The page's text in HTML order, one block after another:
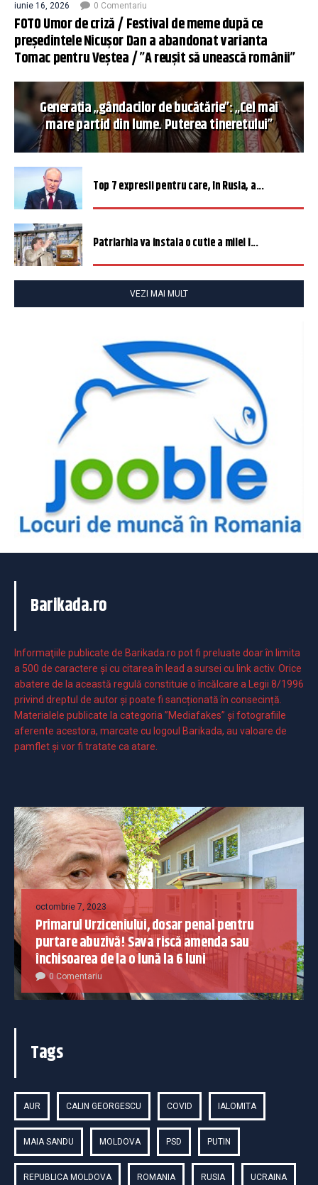
iunie 16, 2026 0 Comentariu
FOTO Umor de criză / Festival de meme după ce
președintele Nicușor Dan a abandonat varianta
Tomac pentru Veștea / ”A reușit să unească românii”
Generația „gândacilor de bucătărie”: „Cel mai
mare partid din lume. Puterea tineretului”
Top 7 expresii pentru care, în Rusia, a...
Patriarhia va instala o cutie a milei î...
VEZI MAI MULT
Barikada.ro
Informaţiile publicate de Barikada.ro pot fi preluate doar în limita
a 500 de caractere şi cu citarea în lead a sursei cu link activ. Orice
abatere de la această regulă constituie o încălcare a Legii 8/1996
privind dreptul de autor și poate fi sancționată în consecință.
Materialele publicate la categoria ”Mediafakes” și fotografiile
aferente acestora, marcate cu logoul Barikada, au valoare de
pamflet și vor fi tratate ca atare.
octombrie 7, 2023
Primarul Urziceniului, dosar penal pentru
purtare abuzivă! Sava riscă amenda sau
închisoarea de la o lună la 6 luni
0 Comentariu
Tags
AUR CALIN GEORGESCU COVID IALOMITA
MAIA SANDU MOLDOVA PSD PUTIN
REPUBLICA MOLDOVA ROMANIA RUSIA UCRAINA